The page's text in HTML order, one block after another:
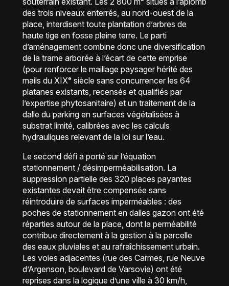
des trois niveaux enterrés, au nord-ouest de la
place, interdisent toute plantation d’arbres de
haute tige en fosse pleine terre. Le parti
d’aménagement combine donc une diversification
de la trame arborée à l’écart de cette emprise
(pour renforcer le maillage paysager hérité des
mails du XIXᵉ siècle sans concurrencer les 64
platanes existants, recensés et qualifiés par
l’expertise phytosanitaire) et un traitement de la
dalle du parking en surfaces végétalisées à
substrat limité, calibrées avec les calculs
hydrauliques relevant de la loi sur l’eau.
Le second défi a porté sur l’équation
stationnement / désimperméabilisation. La
suppression partielle des 320 places payantes
existantes devait être compensée sans
réintroduire de surfaces imperméables : des
poches de stationnement en dalles gazon ont été
réparties autour de la place, dont la perméabilité
contribue directement à la gestion à la parcelle
des eaux pluviales et au rafraîchissement urbain.
Les voies adjacentes (rue des Carmes, rue Neuve
d’Argenson, boulevard de Varsovie) ont été
reprises dans la logique d’une ville à 30 km/h,